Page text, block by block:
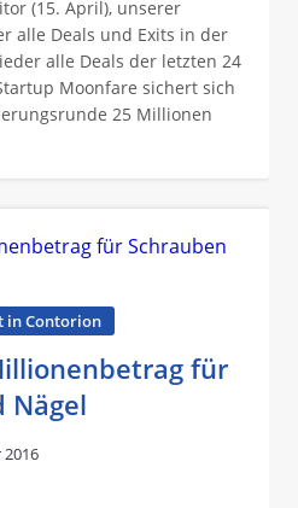
(15. April), unserer
alle Deals und Exits in der
alle Deals der letzten 24
Moonfare sichert sich
25 Millionen
in Contorion
für
Nägel